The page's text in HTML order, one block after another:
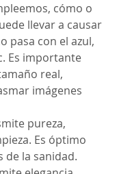
cómo o
llevar a causar
pasa con el azul,
Es importante
real,
imágenes
pureza,
Es óptimo
de la sanidad.